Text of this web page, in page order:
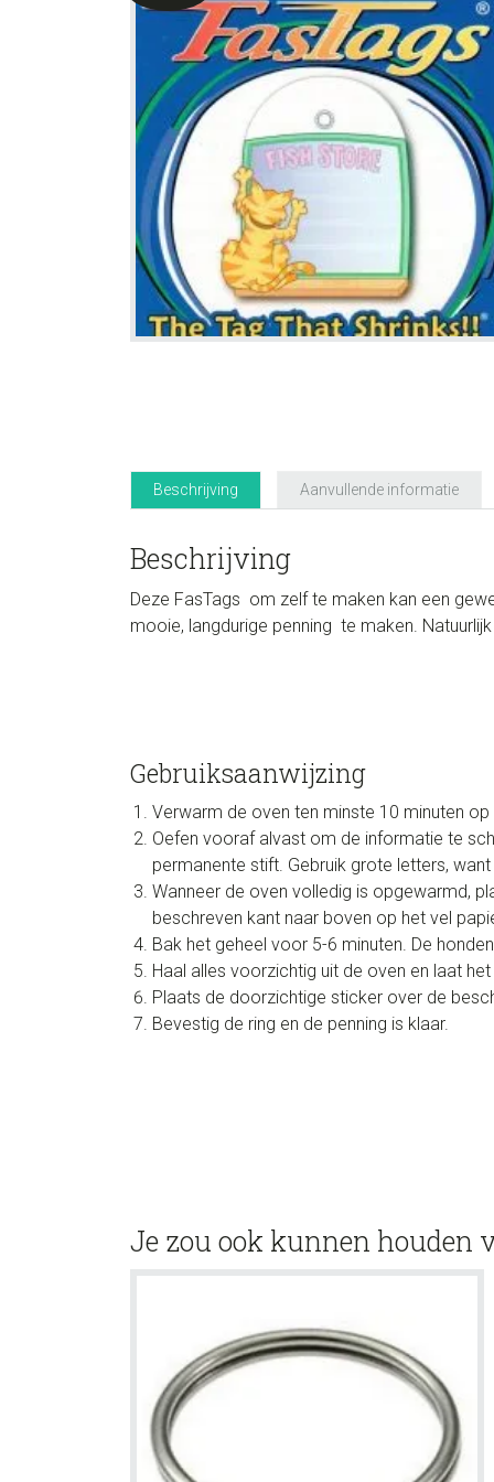
Beschrijving Aanvullende informatie
Beschrijving
Deze FasTags om zelf te maken kan een
mooie, langdurige penning te maken.
Gebruiksaanwijzing
Verwarm de oven ten minste 10 minuten op
Oefen vooraf alvast om de informatie te
permanente stift. Gebruik grote letters,
Wanneer de oven volledig is opgewarmd,
beschreven kant naar boven op het vel
Bak het geheel voor 5-6 minuten. De
Haal alles voorzichtig uit de oven en laat
Plaats de doorzichtige sticker over de
Bevestig de ring en de penning is klaar.
Je zou ook kunnen houden